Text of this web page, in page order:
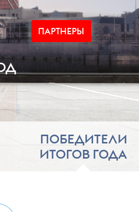
ПАРТНЕРЫ
ПОБЕДИТЕЛИ
ИТОГОВ ГОДА